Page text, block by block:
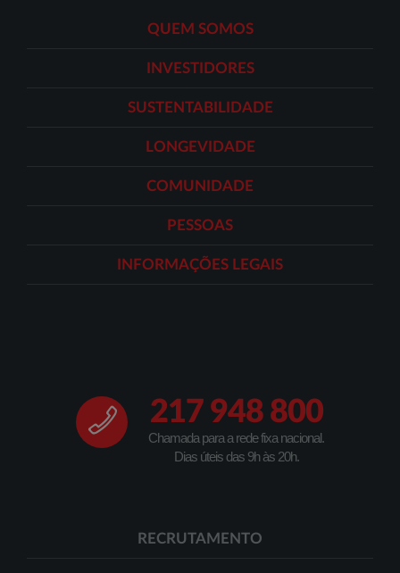
QUEM SOMOS
INVESTIDORES
SUSTENTABILIDADE
LONGEVIDADE
COMUNIDADE
PESSOAS
INFORMAÇÕES LEGAIS
217 948 800
Chamada para a rede fixa nacional.
Dias úteis das 9h às 20h.
RECRUTAMENTO